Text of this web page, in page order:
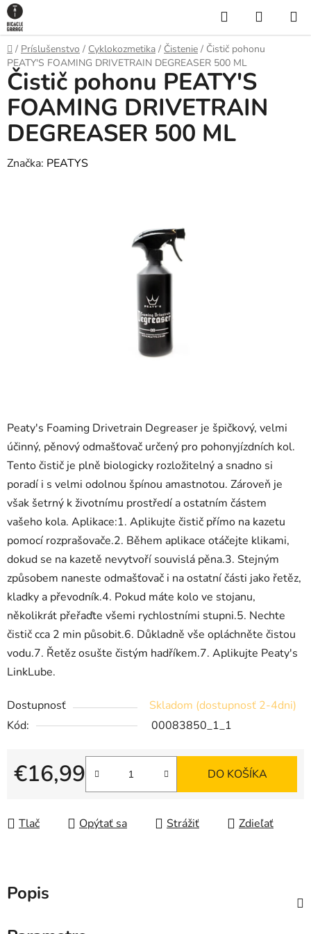
Prejsť
na
obsah
Hľadať
KOŠÍK
Domov
/ Príslušenstvo / Cyklokozmetika / Čistenie / Čistič pohonu
PEATY'S FOAMING DRIVETRAIN DEGREASER 500 ML
Peaty's Foaming Drivetrain Degreaser je špičkový, velmi
účinný, pěnový odmašťovač určený pro pohonyjízdních kol.
Tento čistič je plně biologicky rozložitelný a snadno si
poradí i s velmi odolnou špínou amastnotou. Zároveň je
však šetrný k životnímu prostředí a ostatním částem
vašeho kola. Aplikace:1. Aplikujte čistič přímo na kazetu
pomocí rozprašovače.2. Během aplikace otáčejte klikami,
dokud se na kazetě nevytvoří souvislá pěna.3. Stejným
způsobem naneste odmašťovač i na ostatní části jako řetěz,
kladky a převodník.4. Pokud máte kolo ve stojanu,
několikrát přeřaďte všemi rychlostními stupni.5. Nechte
čistič cca 2 min působit.6. Důkladně vše opláchněte čistou
vodu.7. Řetěz osušte čistým hadříkem.7. Aplikujte Peaty's
LinkLube.
Dostupnosť
Skladom (dostupnosť 2-4dni)
Kód:
00083850_1_1
€16,99
Jednotková cena:
DO KOŠÍKA
Tlač Opýtať sa Strážiť Zdieľať
Čistič pohonu PEATY'S
FOAMING DRIVETRAIN
DEGREASER 500 ML
Značka: PEATYS
Popis